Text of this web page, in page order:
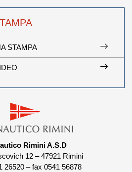
STAMPA
Rimini A.S.D
12 – 47921 Rimini
26520 – fax 0541 56878